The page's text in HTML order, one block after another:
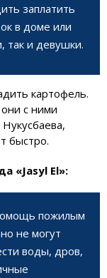
заплатить
в доме или
так и девушки.
картофель.
с ними
быстро.
«Jasyl El»:
пожилым
не могут
воды, дров,